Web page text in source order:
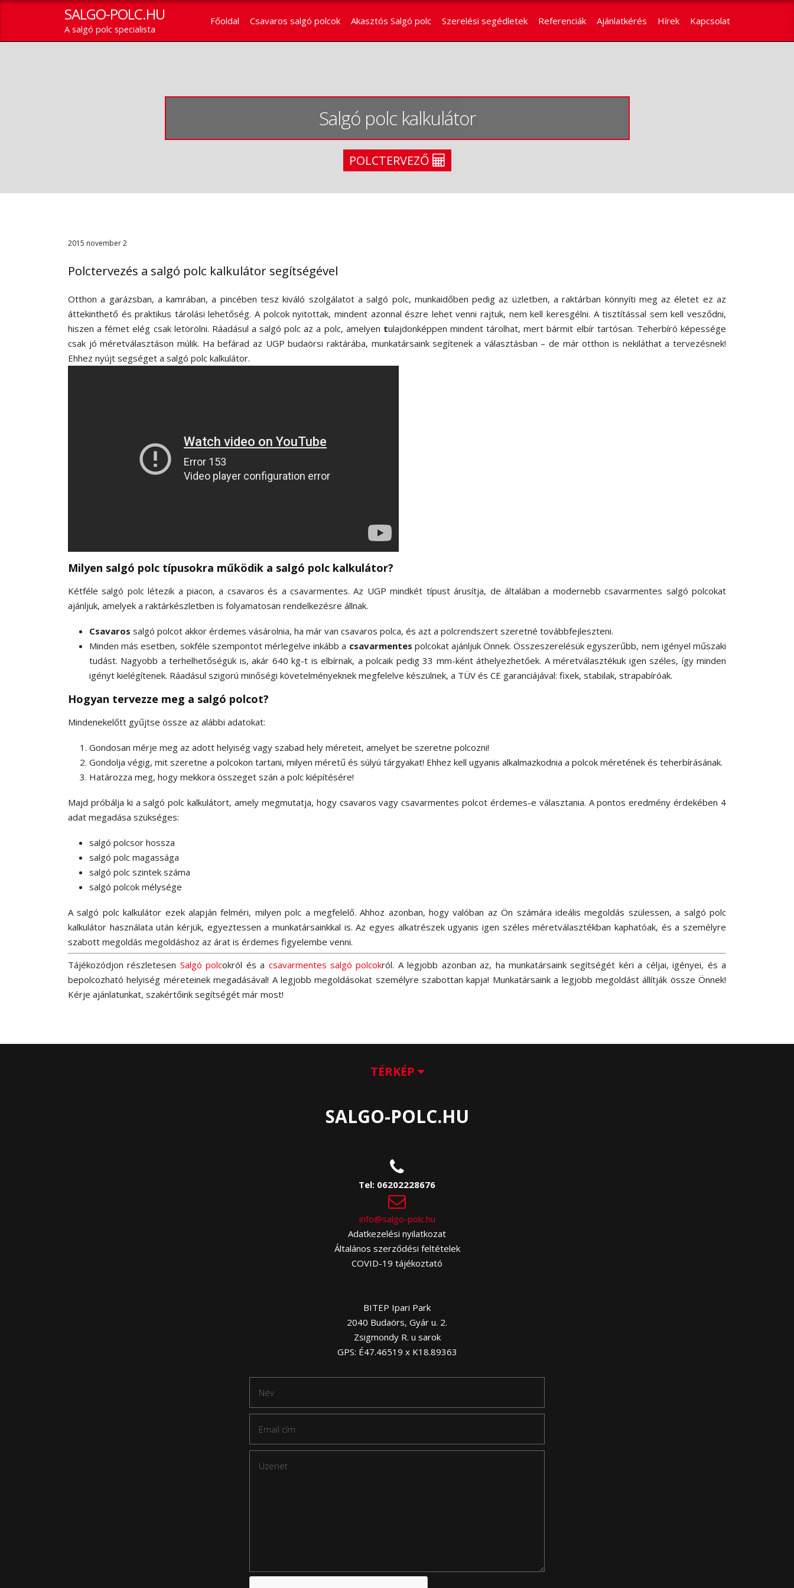
SALGO-POLC.HU
A salgó polc specialista
Főoldal Csavaros salgó polcok Akasztós Salgó polc Szerelési segédletek Referenciák Ajánlatkérés Hírek Kapcsolat
Salgó polc kalkulátor
POLCTERVEZŐ
2015 november2
Polctervezés a salgó polc kalkulátor segítségével
Otthon a garázsban, a kamrában, a pincében tesz kiváló szolgálatot a salgó polc, munkaidőben pedig az üzletben, a raktárban könnyíti meg az életet ez az
áttekinthető és praktikus tárolási lehetőség. A polcok nyitottak, mindent azonnal észre lehet venni rajtuk, nem kell keresgélni. A tisztítással sem kell vesződni,
hiszen a fémet elég csak letörölni. Ráadásul a salgó polc az a polc, amelyen tulajdonképpen mindent tárolhat, mert bármit elbír tartósan. Teherbíró képessége
csak jó méretválasztáson múlik. Ha befárad az UGP budaörsi raktárába, munkatársaink segítenek a választásban – de már otthon is nekiláthat a tervezésnek!
Ehhez nyújt segséget a salgó polc kalkulátor.
Milyen salgó polc típusokra működik a salgó polc kalkulátor?
Kétféle salgó polc létezik a piacon, a csavaros és a csavarmentes. Az UGP mindkét típust árusítja, de általában a modernebb csavarmentes salgó polcokat
ajánljuk, amelyek a raktárkészletben is folyamatosan rendelkezésre állnak.
Csavaros salgó polcot akkor érdemes vásárolnia, ha már van csavaros polca, és azt a polcrendszert szeretné továbbfejleszteni.
Minden más esetben, sokféle szempontot mérlegelve inkább a csavarmentes polcokat ajánljuk Önnek. Összeszerelésük egyszerűbb, nem igényel műszaki
tudást. Nagyobb a terhelhetőségük is, akár 640 kg-t is elbírnak, a polcaik pedig 33 mm-ként áthelyezhetőek. A méretválasztékuk igen széles, így minden
igényt kielégítenek. Ráadásul szigorú minőségi követelményeknek megfelelve készülnek, a TÜV és CE garanciájával: fixek, stabilak, strapabíróak.
Hogyan tervezze meg a salgó polcot?
Mindenekelőtt gyűjtse össze az alábbi adatokat:
Gondosan mérje meg az adott helyiség vagy szabad hely méreteit, amelyet be szeretne polcozni!
Gondolja végig, mit szeretne a polcokon tartani, milyen méretű és súlyú tárgyakat! Ehhez kell ugyanis alkalmazkodnia a polcok méretének és teherbírásának.
Határozza meg, hogy mekkora összeget szán a polc kiépítésére!
Majd próbálja ki a salgó polc kalkulátort, amely megmutatja, hogy csavaros vagy csavarmentes polcot érdemes-e választania. A pontos eredmény érdekében 4
adat megadása szükséges:
salgó polcsor hossza
salgó polc magassága
salgó polc szintek száma
salgó polcok mélysége
A salgó polc kalkulátor ezek alapján felméri, milyen polc a megfelelő. Ahhoz azonban, hogy valóban az Ön számára ideális megoldás szülessen, a salgó polc
kalkulátor használata után kérjük, egyeztessen a munkatársainkkal is. Az egyes alkatrészek ugyanis igen széles méretválasztékban kaphatóak, és a személyre
szabott megoldás megoldáshoz az árat is érdemes figyelembe venni.
Tájékozódjon részletesen Salgó polcokról és a csavarmentes salgó polcokról. A legjobb azonban az, ha munkatársaink segítségét kéri a céljai, igényei, és a
bepolcozható helyiség méreteinek megadásával! A legjobb megoldásokat személyre szabottan kapja! Munkatársaink a legjobb megoldást állítják össze Önnek!
Kérje ajánlatunkat, szakértőink segítségét már most!
TÉRKÉP
SALGO-POLC.HU
Tel: 06202228676
info@salgo-polc.hu
Adatkezelési nyilatkozat
Általános szerződési feltételek
COVID-19 tájékoztató
BITEP Ipari Park
2040 Budaörs, Gyár u. 2.
Zsigmondy R. u sarok
GPS: É47.46519 x K18.89363